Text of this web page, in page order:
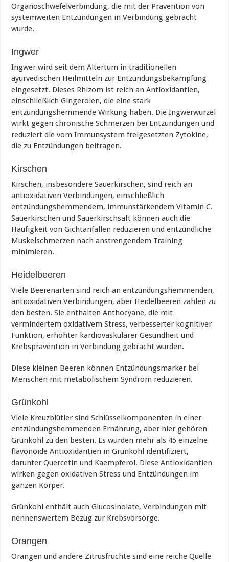
Organoschwefelverbindung, die mit der Prävention von
systemweiten Entzündungen in Verbindung gebracht
wurde.
Ingwer
Ingwer wird seit dem Altertum in traditionellen
ayurvedischen Heilmitteln zur Entzündungsbekämpfung
eingesetzt. Dieses Rhizom ist reich an Antioxidantien,
einschließlich Gingerolen, die eine stark
entzündungshemmende Wirkung haben. Die Ingwerwurzel
wirkt gegen chronische Schmerzen bei Entzündungen und
reduziert die vom Immunsystem freigesetzten Zytokine,
die zu Entzündungen beitragen.
Kirschen
Kirschen, insbesondere Sauerkirschen, sind reich an
antioxidativen Verbindungen, einschließlich
entzündungshemmendem, immunstärkendem Vitamin C.
Sauerkirschen und Sauerkirschsaft können auch die
Häufigkeit von Gichtanfällen reduzieren und entzündliche
Muskelschmerzen nach anstrengendem Training
minimieren.
Heidelbeeren
Viele Beerenarten sind reich an entzündungshemmenden,
antioxidativen Verbindungen, aber Heidelbeeren zählen zu
den besten. Sie enthalten Anthocyane, die mit
vermindertem oxidativem Stress, verbesserter kognitiver
Funktion, erhöhter kardiovaskulärer Gesundheit und
Krebsprävention in Verbindung gebracht wurden.
Diese kleinen Beeren können Entzündungsmarker bei
Menschen mit metabolischem Syndrom reduzieren.
Grünkohl
Viele Kreuzblütler sind Schlüsselkomponenten in einer
entzündungshemmenden Ernährung, aber hier gehören
Grünkohl zu den besten. Es wurden mehr als 45 einzelne
flavonoide Antioxidantien in Grünkohl identifiziert,
darunter Quercetin und Kaempferol. Diese Antioxidantien
wirken gegen oxidativen Stress und Entzündungen im
ganzen Körper.
Grünkohl enthält auch Glucosinolate, Verbindungen mit
nennenswertem Bezug zur Krebsvorsorge.
Orangen
Orangen und andere Zitrusfrüchte sind eine reiche Quelle